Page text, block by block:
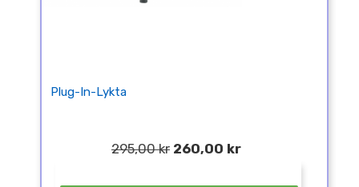
Plug-In-Lykta
295,00 kr 260,00 kr